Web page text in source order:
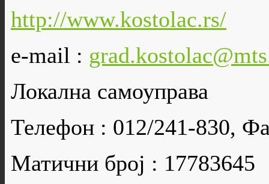
http://www.kostolac.rs/
e-mail :
Локална самоуправа
Телефон : 012/241-830,
Матични број : 17783645